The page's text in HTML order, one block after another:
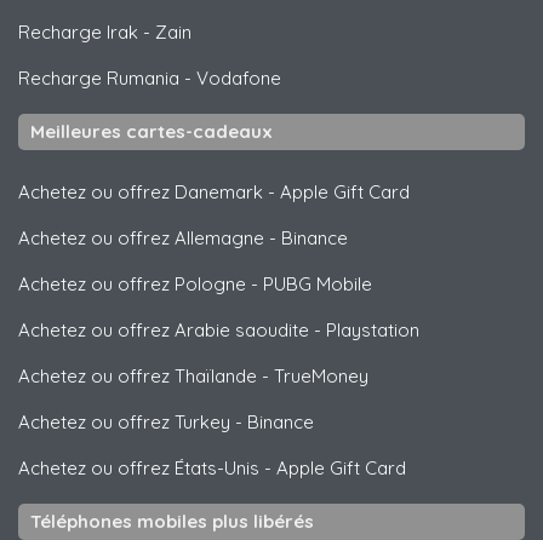
Recharge Irak - Zain
Recharge Rumania - Vodafone
Meilleures cartes-cadeaux
Achetez ou offrez Danemark - Apple Gift Card
Achetez ou offrez Allemagne - Binance
Achetez ou offrez Pologne - PUBG Mobile
Achetez ou offrez Arabie saoudite - Playstation
Achetez ou offrez Thaïlande - TrueMoney
Achetez ou offrez Turkey - Binance
Achetez ou offrez États-Unis - Apple Gift Card
Téléphones mobiles plus libérés